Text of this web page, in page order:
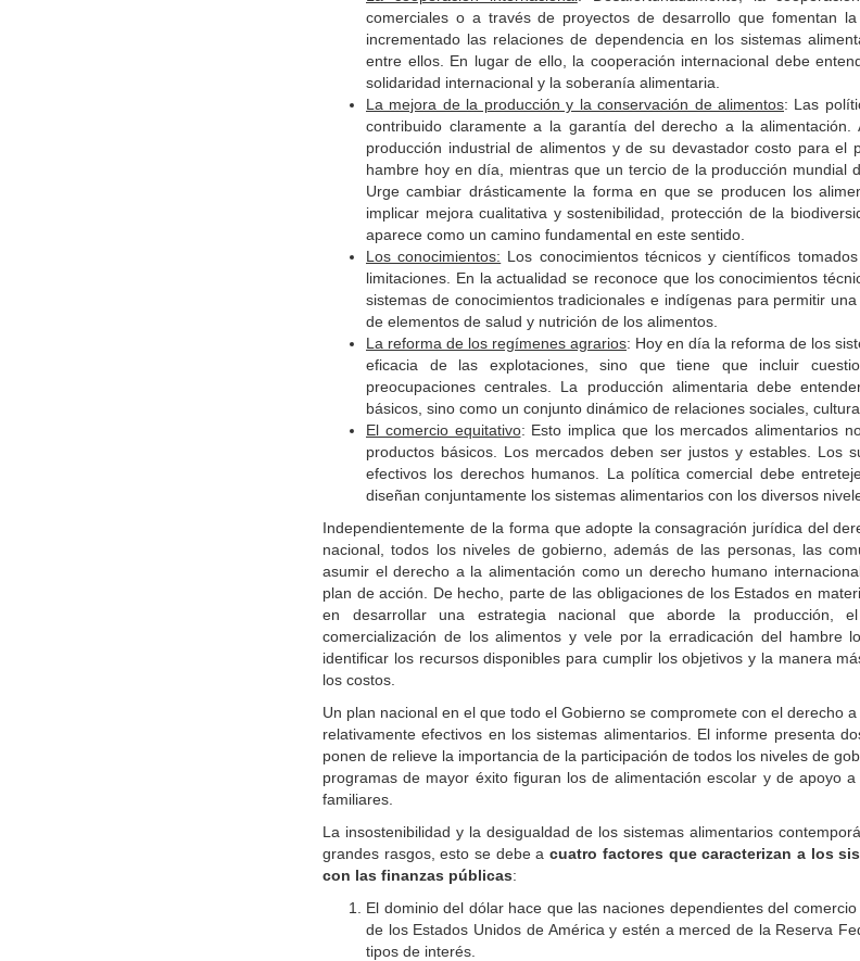
comerciales o a través de proyectos de desarrollo que fomentan
incrementado las relaciones de dependencia en los sistemas
entre ellos. En lugar de ello, la cooperación internacional debe
solidaridad internacional y la soberanía alimentaria.
La mejora de la producción y la conservación de alimentos: Las
contribuido claramente a la garantía del derecho a la
producción industrial de alimentos y de su devastador costo para el
hambre hoy en día, mientras que un tercio de la producción mundial
Urge cambiar drásticamente la forma en que se producen los
implicar mejora cualitativa y sostenibilidad, protección de la
aparece como un camino fundamental en este sentido.
Los conocimientos: Los conocimientos técnicos y científicos
limitaciones. En la actualidad se reconoce que los conocimientos
sistemas de conocimientos tradicionales e indígenas para permitir
de elementos de salud y nutrición de los alimentos.
La reforma de los regímenes agrarios: Hoy en día la reforma de los
eficacia de las explotaciones, sino que tiene que incluir
preocupaciones centrales. La producción alimentaria debe
básicos, sino como un conjunto dinámico de relaciones sociales,
El comercio equitativo: Esto implica que los mercados alimentarios
productos básicos. Los mercados deben ser justos y estables. Los
efectivos los derechos humanos. La política comercial debe
diseñan conjuntamente los sistemas alimentarios con los diversos
Independientemente de la forma que adopte la consagración jurídica del
nacional, todos los niveles de gobierno, además de las personas, las
asumir el derecho a la alimentación como un derecho humano
plan de acción. De hecho, parte de las obligaciones de los Estados en
en desarrollar una estrategia nacional que aborde la producción,
comercialización de los alimentos y vele por la erradicación del hambre
identificar los recursos disponibles para cumplir los objetivos y la manera
los costos.
Un plan nacional en el que todo el Gobierno se compromete con el derecho
relativamente efectivos en los sistemas alimentarios. El informe presenta
ponen de relieve la importancia de la participación de todos los niveles de
programas de mayor éxito figuran los de alimentación escolar y de apoyo
familiares.
La insostenibilidad y la desigualdad de los sistemas alimentarios
grandes rasgos, esto se debe acuatro factores que caracterizan a los
con las finanzas públicas:
El dominio del dólar hace que las naciones dependientes del
de los Estados Unidos de América y estén a merced de la Reserva
tipos de interés.